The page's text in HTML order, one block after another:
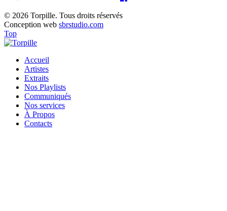
© 2026 Torpille. Tous droits réservés
Conception web sbrstudio.com
Top
Accueil
Artistes
Extraits
Nos Playlists
Communiqués
Nos services
À Propos
Contacts